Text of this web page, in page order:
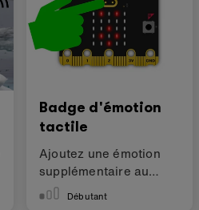
Badge d'émotion
tactile
Ajoutez une émotion
supplémentaire au
toucherDébutant